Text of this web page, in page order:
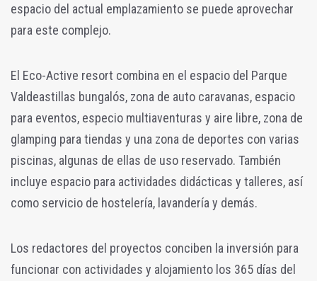
espacio del actual emplazamiento se puede aprovechar
para este complejo.
El Eco-Active resort combina en el espacio del Parque
Valdeastillas bungalós, zona de auto caravanas, espacio
para eventos, especio multiaventuras y aire libre, zona de
glamping para tiendas y una zona de deportes con varias
piscinas, algunas de ellas de uso reservado. También
incluye espacio para actividades didácticas y talleres, así
como servicio de hostelería, lavandería y demás.
Los redactores del proyectos conciben la inversión para
funcionar con actividades y alojamiento los 365 días del